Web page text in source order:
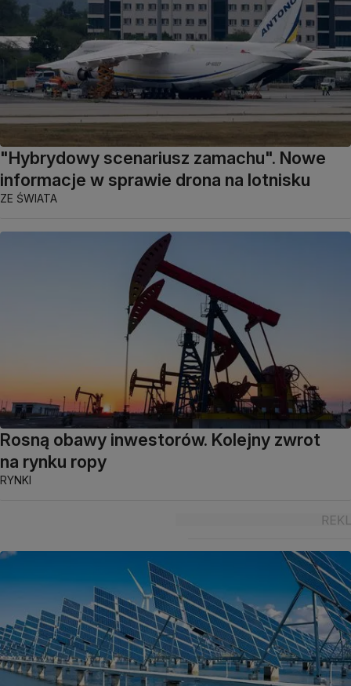
"Hybrydowy scenariusz zamachu". Nowe
informacje w sprawie drona na lotnisku
ZE ŚWIATA
Rosną obawy inwestorów. Kolejny zwrot
na rynku ropy
RYNKI